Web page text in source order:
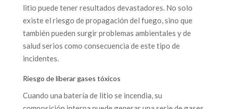
litio puede tener resultados devastadores. No solo
existe el riesgo de propagación del fuego, sino que
también pueden surgir problemas ambientales y de
salud serios como consecuencia de este tipo de
incidentes.
Riesgo de liberar gases tóxicos
Cuando una batería de litio se incendia, su